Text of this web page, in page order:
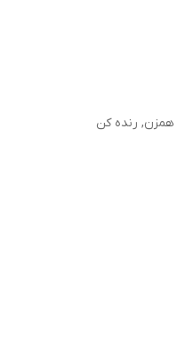
رنده کن